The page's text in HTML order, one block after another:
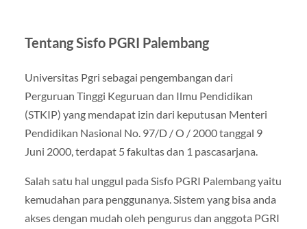
Tentang Sisfo PGRI Palembang
Universitas Pgri sebagai pengembangan dari
Perguruan Tinggi Keguruan dan Ilmu Pendidikan
(STKIP) yang mendapat izin dari keputusan Menteri
Pendidikan Nasional No. 97/D / O / 2000 tanggal 9
Juni 2000, terdapat 5 fakultas dan 1 pascasarjana.
Salah satu hal unggul pada Sisfo PGRI Palembang yaitu
kemudahan para penggunanya. Sistem yang bisa anda
akses dengan mudah oleh pengurus dan anggota PGRI